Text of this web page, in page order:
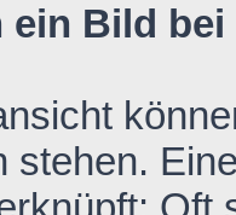
ein Bild
stehen.